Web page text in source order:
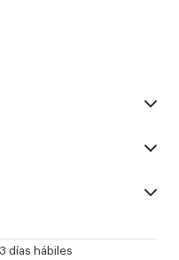
días hábiles